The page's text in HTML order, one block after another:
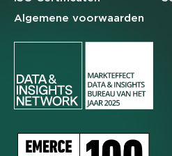
Algemene voorwaarden